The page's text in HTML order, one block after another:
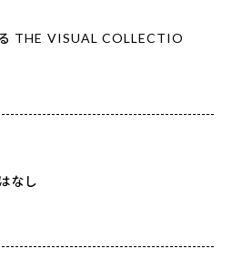
THE VISUAL COLLECTIO
なし